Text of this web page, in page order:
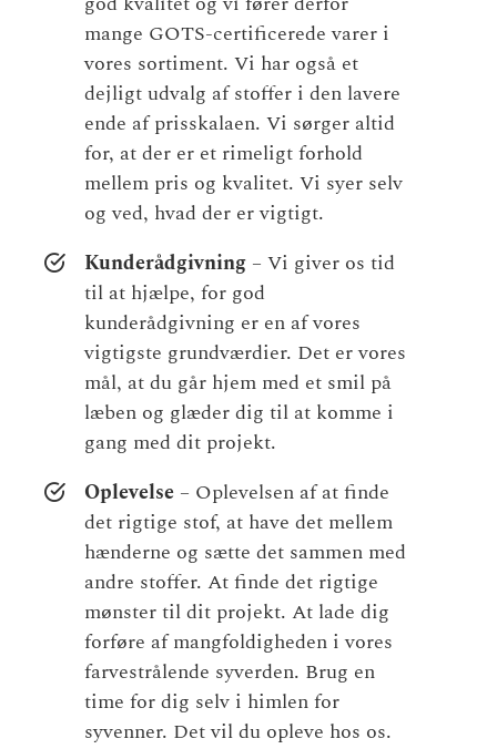
mange GOTS-certificerede varer i
vores sortiment. Vi har også et
dejligt udvalg af stoffer i den lavere
ende af prisskalaen. Vi sørger altid
for, at der er et rimeligt forhold
mellem pris og kvalitet. Vi syer selv
og ved, hvad der er vigtigt.
Kunderådgivning – Vi giver os tid
til at hjælpe, for god
kunderådgivning er en af vores
vigtigste grundværdier. Det er vores
mål, at du går hjem med et smil på
læben og glæder dig til at komme i
gang med dit projekt.
Oplevelse – Oplevelsen af at finde
det rigtige stof, at have det mellem
hænderne og sætte det sammen med
andre stoffer. At finde det rigtige
mønster til dit projekt. At lade dig
forføre af mangfoldigheden i vores
farvestrålende syverden. Brug en
time for dig selv i himlen for
syvenner. Det vil du opleve hos os.